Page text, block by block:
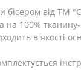
бісером від ТМ
на 100%
в якості